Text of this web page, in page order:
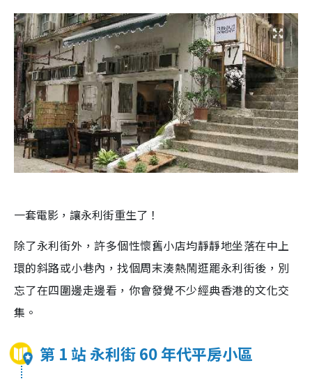
一套電影，讓永利街重生了！
除了永利街外，許多個性懷舊小店均靜靜地坐落在中上
環的斜路或小巷內，找個周末湊熱鬧逛罷永利街後，別
忘了在四圍邊走邊看，你會發覺不少經典香港的文化交
集。
第 1 站 永利街 60 年代平房小區